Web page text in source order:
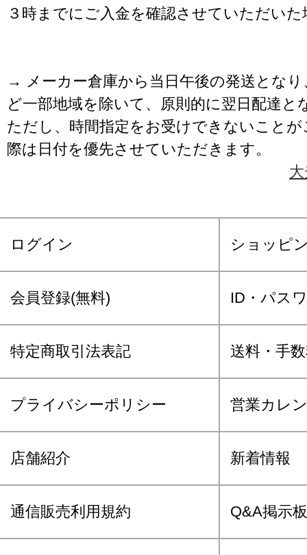
３時までにご入金を確認させていただいた
→ メーカー倉庫から当日午後の発送となり
ど一部地域を除いて、原則的に翌日配達と
ただし、時間指定をお受けできないこと
際は日付を優先させていただきます。
ログイン ショッピ
会員登録(無料) ID・パス
特定商取引法表記 送料・手
プライバシーポリシー 営業カレ
店舗紹介 新着情報
通信販売利用規約 Q&A掲示板